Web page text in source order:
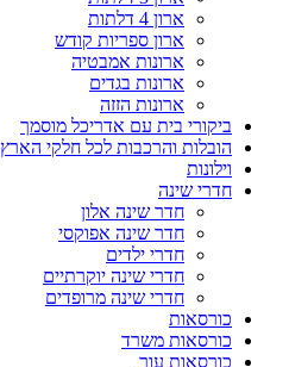
ארון 4 דלתות
ארון ספריות קודש
ארונות אמבטיה
ארונות בגדים
ארונות הזזה
ביקורי בית עם אדריכל מוסמך
הובלות והרכבות לכל חלקי הארץ
וילונות
חדרי שינה
חדר שינה אלון
חדר שינה אפוקסי
חדרי ילדים
חדרי שינה יוקרתיים
חדרי שינה מרופדים
כורסאות
כורסאות משרד
כורסאות עור